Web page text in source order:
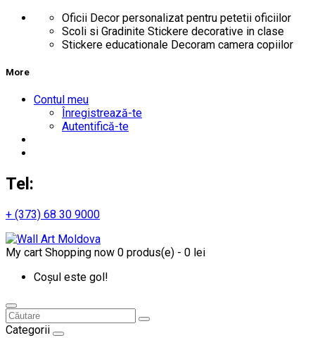
Oficii Decor personalizat pentru petetii oficiilor
Scoli si Gradinite Stickere decorative in clase
Stickere educationale Decoram camera copiilor
More
Contul meu
Înregistrează-te
Autentifică-te
Tel:
+ (373) 68 30 9000
My cart Shopping now 0 produs(e) - 0 lei
Coșul este gol!
Categorii